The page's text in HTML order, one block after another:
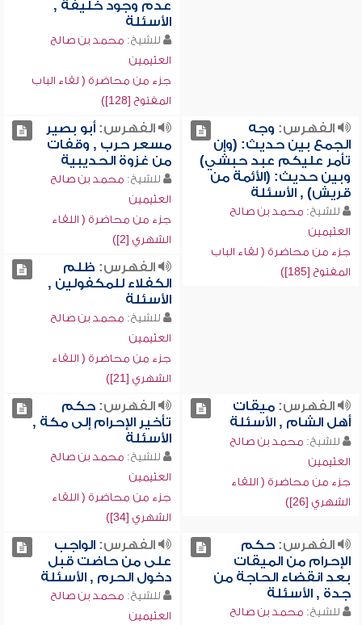
عدم وجود خليفة ,
الأسئلة
للشيخ: محمد بن صالح
العثيمين
جزء من محاضرة ( لقاء الباب
المفتوح [128])
الفهرس: وجه
الجمع بين حديث: (وإن
تأمر عليكم عبد حبشي)
وبين حديث: (الأئمة من
قريش) , الأسئلة
للشيخ: محمد بن صالح
العثيمين
جزء من محاضرة ( لقاء الباب
المفتوح [185])
الفهرس:أبو بصير
مسعر حرب , وقفات
من غزوة الحديبية
للشيخ: محمد بن صالح
العثيمين
جزء من محاضرة ( اللقاء
الشهري [2])
الفهرس: ظلم
الكفلاء للمكفولين ,
الأسئلة
للشيخ: محمد بن صالح
العثيمين
جزء من محاضرة ( اللقاء
الشهري [21])
الفهرس:ميقات
أهل الشام , الأسئلة
للشيخ: محمد بن صالح
العثيمين
جزء من محاضرة ( اللقاء
الشهري [26])
الفهرس:حكم
تأخير الإحرام إلى مكة ,
الأسئلة
للشيخ: محمد بن صالح
العثيمين
جزء من محاضرة ( اللقاء
الشهري [34])
الفهرس:حكم
الإحرام من الميقات
بعد انقضاء الحاجة من
جدة , الأسئلة
للشيخ: محمد بن صالح
الفهرس:الواجب
على من حاضت قبل
دخول الحرم , الأسئلة
للشيخ: محمد بن صالح
العثيمين